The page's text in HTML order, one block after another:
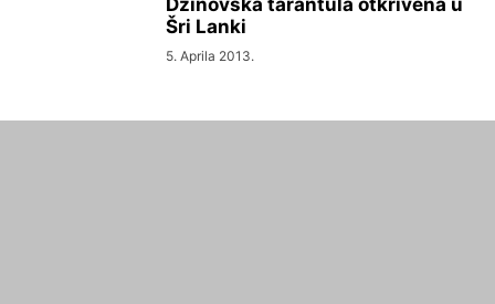
Džinovska tarantula otkrivena u
Šri Lanki
5. Aprila 2013.